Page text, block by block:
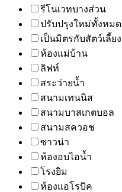
รีโนเวทบางส่วน
ปรับปรุงใหม่ทั้งหมด
เป็นมิตรกับสัตว์เลี้ยง
ห้องแม่บ้าน
ลิฟท์
สระว่ายน้ำ
สนามเทนนิส
สนามบาสเกตบอล
สนามสควอช
ซาวน่า
ห้องอบไอน้ำ
โรงยิม
ห้องแอโรบิค